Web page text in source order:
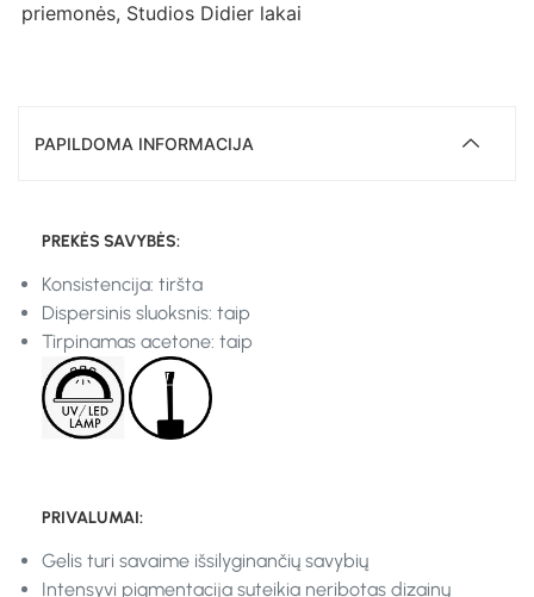
priemonės, Studios Didier lakai
PAPILDOMA INFORMACIJA
PREKĖS SAVYBĖS:
Konsistencija: tiršta
Dispersinis sluoksnis: taip
Tirpinamas acetone: taip
PRIVALUMAI:
Gelis turi savaime išsilyginančių savybių
Intensyvi pigmentacija suteikia neribotas dizainų